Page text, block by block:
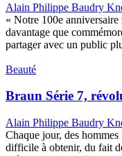
Alain Philippe Baudry
« Notre 100e
davantage que
partager avec un public
Beauté
Braun Série 7,
Alain Philippe Baudry
Chaque jour, des
difficile à obtenir, du fait